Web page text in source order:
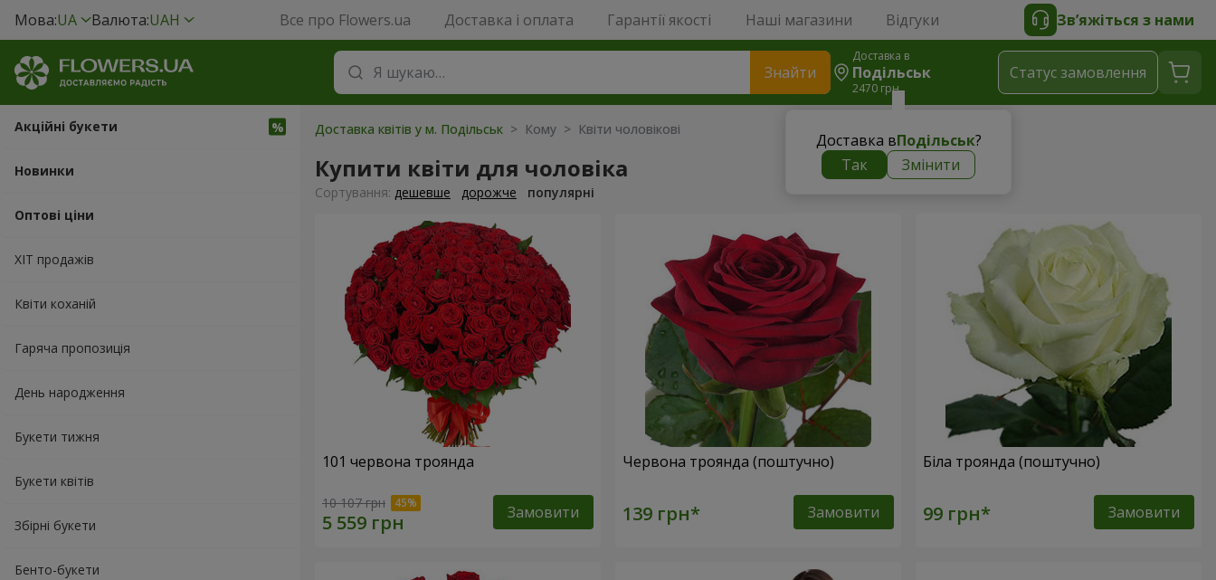
Мова:UA Валюта:UAH Все про Flowers.ua Доставка і оплата Гарантії якості Наші магазини Відгуки Зв’яжіться з нами
Знайти
Доставка в
Подільськ
2470 грн
Доставка вПодільськ?
Так
Змінити
Статус замовлення
Акційні букети
Новинки
Оптові ціни
ХІТ продажів
Квіти коханій
Гаряча пропозиція
День народження
Букети тижня
Букети квітів
Збірні букети
Бенто-букети
Доставка квітів у м. Подільськ > Кому > Квіти чоловікові
Купити квіти для чоловіка
Сортування: дешевше дорожче популярні
101 червона троянда
10 107 грн Замовити
Червона троянда (поштучно)
Замовити
Біла троянда (поштучно)
Замовити